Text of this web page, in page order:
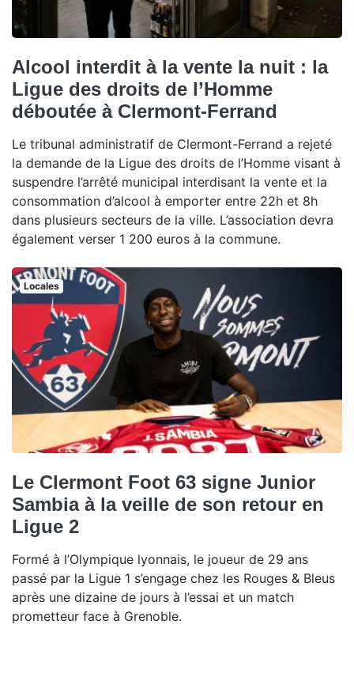
Alcool interdit à la vente la nuit : la
Ligue des droits de l’Homme
déboutée à Clermont-Ferrand
Le tribunal administratif de Clermont-Ferrand a rejeté
la demande de la Ligue des droits de l’Homme visant à
suspendre l’arrêté municipal interdisant la vente et la
consommation d’alcool à emporter entre 22h et 8h
dans plusieurs secteurs de la ville. L’association devra
également verser 1 200 euros à la commune.
Locales
Le Clermont Foot 63 signe Junior
Sambia à la veille de son retour en
Ligue 2
Formé à l’Olympique lyonnais, le joueur de 29 ans
passé par la Ligue 1 s’engage chez les Rouges & Bleus
après une dizaine de jours à l’essai et un match
prometteur face à Grenoble.